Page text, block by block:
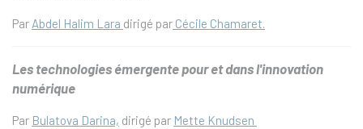
Par Abdel Halim Lara dirigé par Cécile Chamaret.
Les technologies émergente pour et dans l'innovation
numérique
Par Bulatova Darina, dirigé par Mette Knudsen